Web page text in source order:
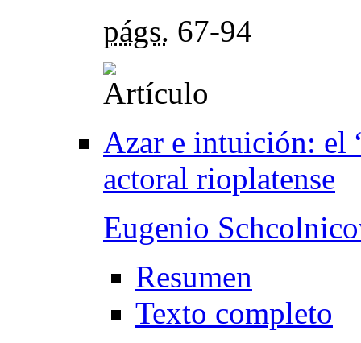
págs. 67-94
Azar e intuición: el
actoral rioplatense
Eugenio
Resumen
Texto completo